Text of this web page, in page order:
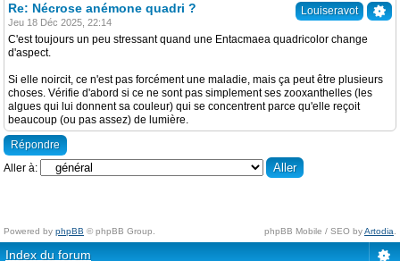
Louiseravot
Re: Nécrose anémone quadri ?
Jeu 18 Déc 2025, 22:14
C'est toujours un peu stressant quand une Entacmaea quadricolor change
d'aspect.
Si elle noircit, ce n'est pas forcément une maladie, mais ça peut être plusieurs
choses. Vérifie d'abord si ce ne sont pas simplement ses zooxanthelles (les
algues qui lui donnent sa couleur) qui se concentrent parce qu'elle reçoit
beaucoup (ou pas assez) de lumière.
Répondre
Aller à:
Powered by phpBB © phpBB Group. phpBB Mobile / SEO byArtodia
Index du forum